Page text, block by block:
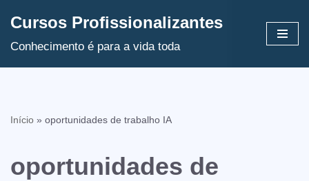
Avançar
Cursos Profissionalizantes
Conhecimento é para a vida toda
Início » oportunidades de trabalho IA
oportunidades de